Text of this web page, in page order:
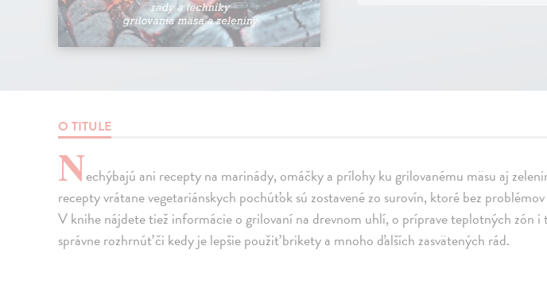
O TITULE
Nechýbajú ani recepty na marinády, omáčky a prílohy ku grilovanému mäsu aj
recepty vrátane vegetariánskych pochúťok sú zostavené zo surovín, ktoré bez
V knihe nájdete tiež informácie o grilovaní na drevnom uhlí, o príprave teplotných zón i
správne rozhrnúť či kedy je lepšie použiť brikety a mnoho ďalších zasvätených rád.